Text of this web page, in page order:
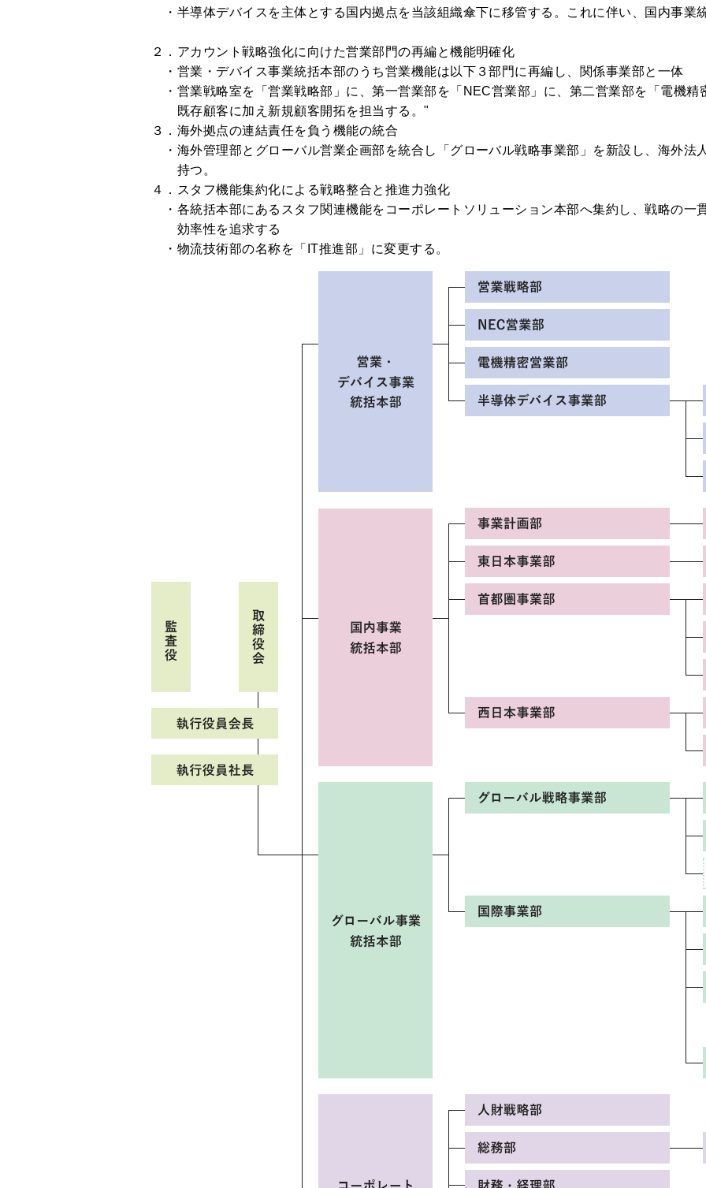
・半導体デバイスを主体とする国内拠点を当該組織傘下に移管する。これに伴い、国内事業
２．アカウント戦略強化に向けた営業部門の再編と機能明確化
・営業・デバイス事業統括本部のうち営業機能は以下３部門に再編し、関係事業部と一体
・営業戦略室を「営業戦略部」に、第一営業部を「NEC営業部」に、第二営業部を「電機精
既存顧客に加え新規顧客開拓を担当する。"
３．海外拠点の連結責任を負う機能の統合
・海外管理部とグローバル営業企画部を統合し「グローバル戦略事業部」を新設し、海外法
持つ。
４．スタフ機能集約化による戦略整合と推進力強化
・各統括本部にあるスタフ関連機能をコーポレートソリューション本部へ集約し、戦略の一
効率性を追求する
・物流技術部の名称を「IT推進部」に変更する。